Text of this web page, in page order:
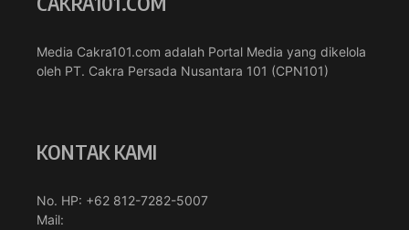
Media Cakra101.com adalah Portal Media yang dikelola
oleh PT. Cakra Persada Nusantara 101 (CPN101)
KONTAK KAMI
No. HP: +62 812-7282-5007
Mail: